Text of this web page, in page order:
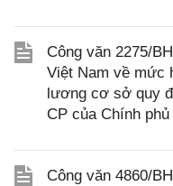
Công văn 2275/
Việt Nam về mức
lương cơ sở quy
CP của Chính
Công văn 4860/